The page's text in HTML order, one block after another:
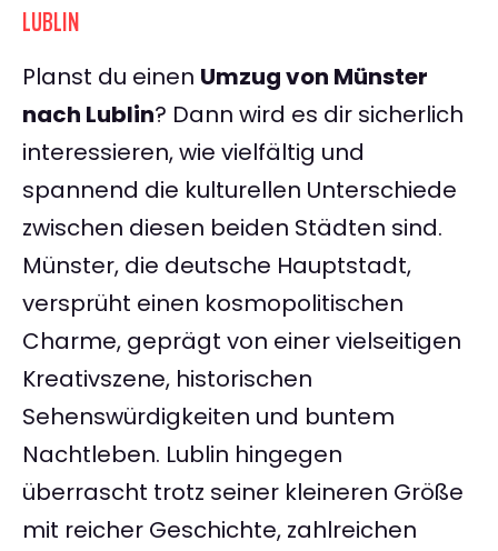
LUBLIN
Planst du einen Umzug von Münster
nach Lublin? Dann wird es dir sicherlich
interessieren, wie vielfältig und
spannend die kulturellen Unterschiede
zwischen diesen beiden Städten sind.
Münster, die deutsche Hauptstadt,
versprüht einen kosmopolitischen
Charme, geprägt von einer vielseitigen
Kreativszene, historischen
Sehenswürdigkeiten und buntem
Nachtleben. Lublin hingegen
überrascht trotz seiner kleineren Größe
mit reicher Geschichte, zahlreichen